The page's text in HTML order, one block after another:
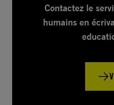
Contactez le
humains en